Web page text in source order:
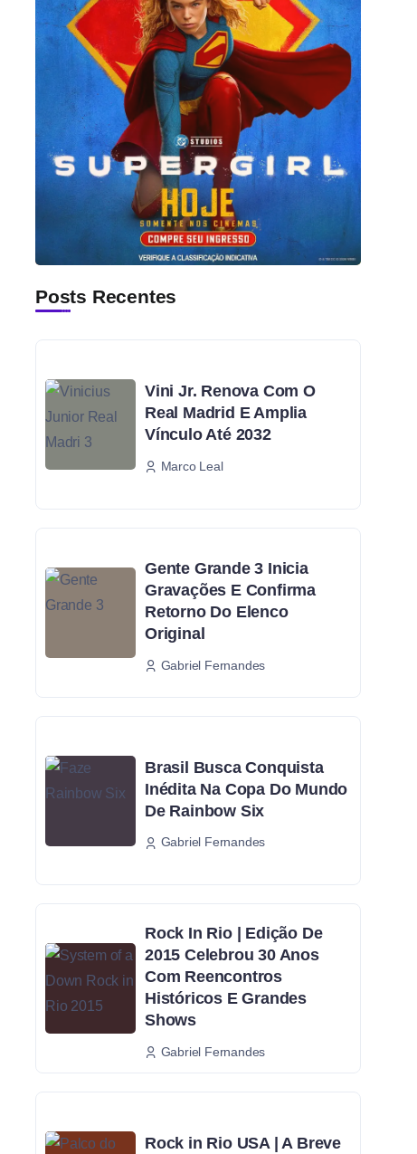
Posts Recentes
Vini Jr. Renova Com O
Real Madrid E Amplia
Vínculo Até 2032
Marco Leal
Gente Grande 3 Inicia
Gravações E Confirma
Retorno Do Elenco
Original
Gabriel Fernandes
Brasil Busca Conquista
Inédita Na Copa Do Mundo
De Rainbow Six
Gabriel Fernandes
Rock In Rio | Edição De
2015 Celebrou 30 Anos
Com Reencontros
Históricos E Grandes
Shows
Gabriel Fernandes
Rock in Rio USA | A Breve